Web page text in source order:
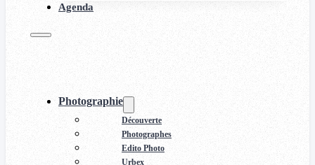
Agenda
Photographie
Découverte
Photographes
Edito Photo
Urbex